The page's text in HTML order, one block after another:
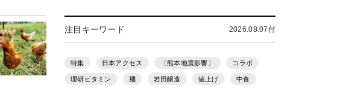
注目キーワード 2026.08.07付
特集 日本アクセス 〔熊本地震影響〕 コラボ
理研ビタミン 麺 岩田醸造 値上げ 中食